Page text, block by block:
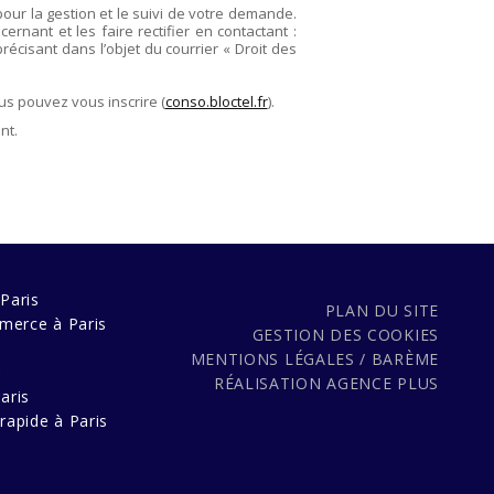
la gestion et le suivi de votre demande.
et les faire rectifier en contactant :
dans l’objet du courrier « Droit des
pouvez vous inscrire (conso.bloctel.fr).
à Paris
à Paris
PLAN DU SITE
GESTION DES COOKIES
MENTIONS LÉGALES / BARÈME
RÉALISATIONAGENCE PLUS